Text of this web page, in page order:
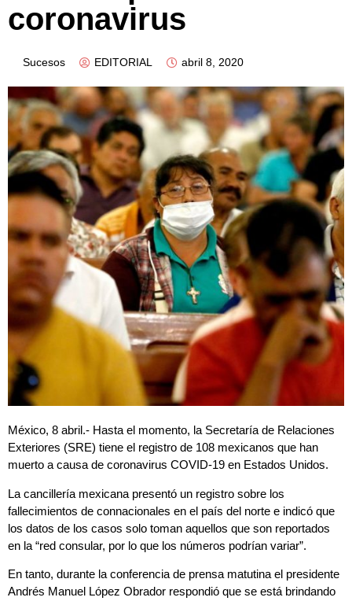
coronavirus
Sucesos EDITORIAL abril 8, 2020
México, 8 abril.- Hasta el momento, la Secretaría de Relaciones
Exteriores (SRE) tiene el registro de 108 mexicanos que han
muerto a causa de coronavirus COVID-19 en Estados Unidos.
La cancillería mexicana presentó un registro sobre los
fallecimientos de connacionales en el país del norte e indicó que
los datos de los casos solo toman aquellos que son reportados
en la “red consular, por lo que los números podrían variar”.
En tanto, durante la conferencia de prensa matutina el presidente
Andrés Manuel López Obrador respondió que se está brindando